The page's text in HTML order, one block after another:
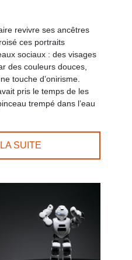
revivre ses ancêtres
ces portraits
sociaux : des visages
des couleurs douces,
touche d’onirisme.
pris le temps de les
trempé dans l’eau
SUITE